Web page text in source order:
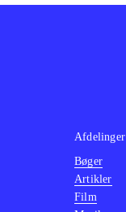
Afdelinger
Bøger
Artikler
Film